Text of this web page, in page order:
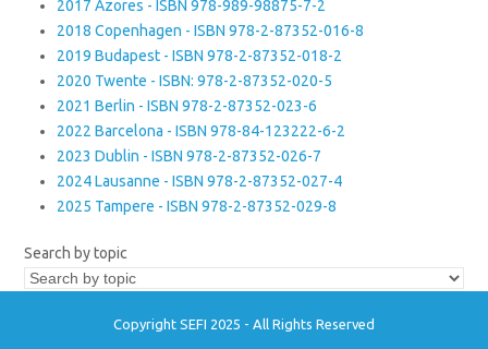
2017 Azores - ISBN 978-989-98875-7-2
2018 Copenhagen - ISBN 978-2-87352-016-8
2019 Budapest - ISBN 978-2-87352-018-2
2020 Twente - ISBN: 978-2-87352-020-5
2021 Berlin - ISBN 978-2-87352-023-6
2022 Barcelona - ISBN 978-84-123222-6-2
2023 Dublin - ISBN 978-2-87352-026-7
2024 Lausanne - ISBN 978-2-87352-027-4
2025 Tampere - ISBN 978-2-87352-029-8
Search by topic
Copyright SEFI 2025 - All Rights Reserved